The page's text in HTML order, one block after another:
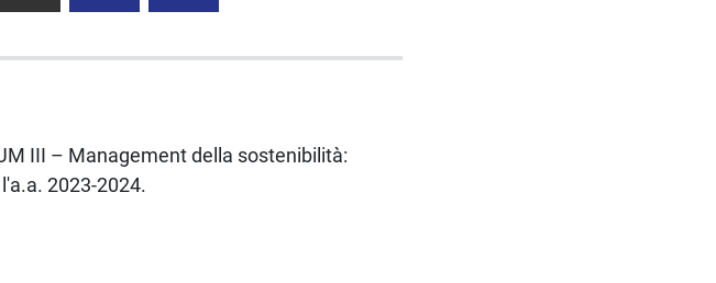
III – Management della sostenibilità:
2023-2024.